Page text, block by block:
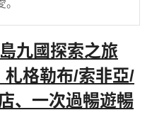
。
九國探索之旅
札格勒布/索非亞/
、一次過暢遊暢